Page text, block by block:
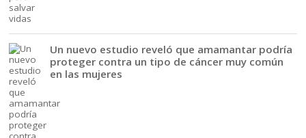
Un nuevo estudio reveló que amamantar podría
proteger contra un tipo de cáncer muy común
en las mujeres